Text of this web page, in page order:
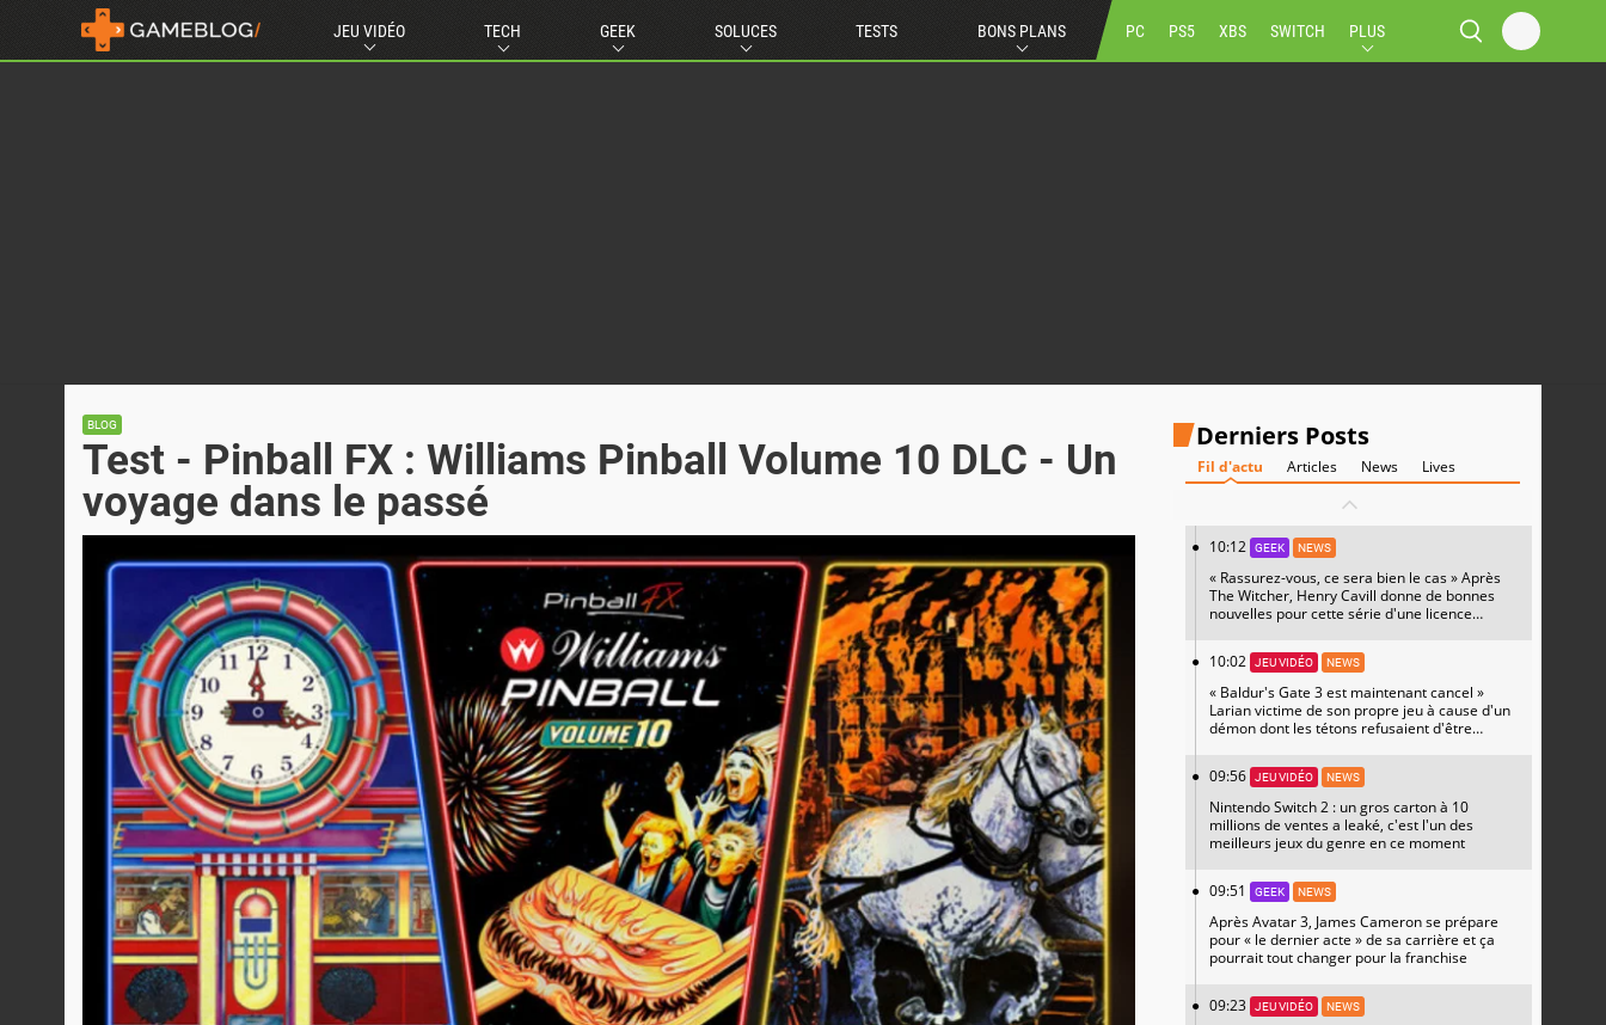
JEU VIDÉO TECH GEEK SOLUCES TESTS BONS PLANS PC PS5 XBS SWITCH PLUS
BLOG
Test - Pinball FX : Williams Pinball Volume 10 DLC - Un
voyage dans le passé
Derniers Posts
Fil d'actu Articles News Lives
10:12 GEEK NEWS
« Rassurez-vous, ce sera bien le cas » Après
The Witcher, Henry Cavill donne de bonnes
nouvelles pour cette série d'une licence
parfait avec lui
10:02 JEU VIDÉO NEWS
« Baldur's Gate 3 est maintenant cancel »
Larian victime de son propre jeu à cause d'un
démon dont les tétons refusaient d'être
09:56
JEU VIDÉO NEWS
Nintendo Switch 2 : un gros carton à 10
millions de ventes a leaké, c'est l'un des
meilleurs jeux du genre en ce moment
09:51 GEEK NEWS
Après Avatar 3, James Cameron se prépare
pour « le dernier acte » de sa carrière et ça
pourrait tout changer pour la franchise
09:23 JEU VIDÉO NEWS